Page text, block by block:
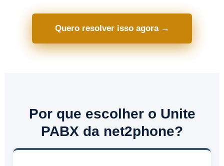
Quero resolver isso agora →
Por que escolher o Unite
PABX da net2phone?